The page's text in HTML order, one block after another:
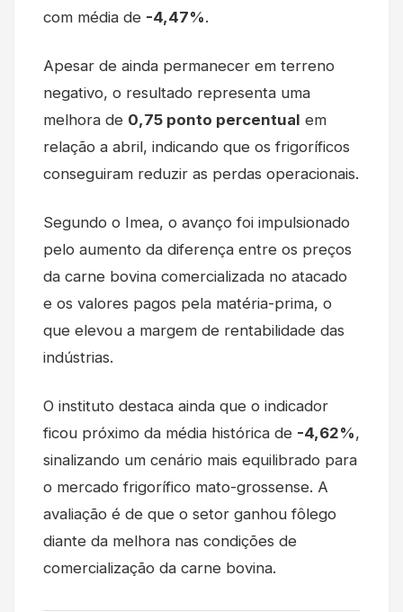
com média de -4,47%.
Apesar de ainda permanecer em terreno
negativo, o resultado representa uma
melhora de 0,75 ponto percentual em
relação a abril, indicando que os frigoríficos
conseguiram reduzir as perdas operacionais.
Segundo o Imea, o avanço foi impulsionado
pelo aumento da diferença entre os preços
da carne bovina comercializada no atacado
e os valores pagos pela matéria-prima, o
que elevou a margem de rentabilidade das
indústrias.
O instituto destaca ainda que o indicador
ficou próximo da média histórica de -4,62%,
sinalizando um cenário mais equilibrado para
o mercado frigorífico mato-grossense. A
avaliação é de que o setor ganhou fôlego
diante da melhora nas condições de
comercialização da carne bovina.